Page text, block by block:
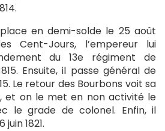
place en demi-solde le 25 août
Cent-Jours, l’empereur lui
du 13e régiment de
Ensuite, il passe général de
Le retour des Bourbons voit sa
et on le met en non activité le
le grade de colonel. Enfin, il
1821.